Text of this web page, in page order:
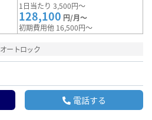
1日当たり 3,500円～
128,100 円/月～
初期費用他 16,500円～
オートロック
電話する